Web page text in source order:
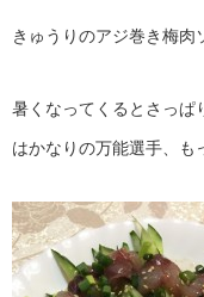
きゅうりのアジ巻き梅肉
暑くなってくるとさっぱ
はかなりの万能選手、も